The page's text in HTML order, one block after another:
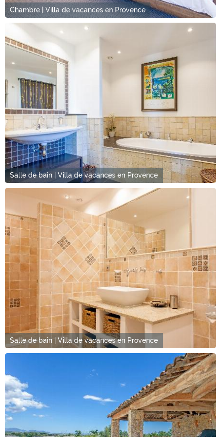
Chambre | Villa de vacances en Provence
Salle de bain | Villa de vacances en Provence
Salle de bain | Villa de vacances en Provence